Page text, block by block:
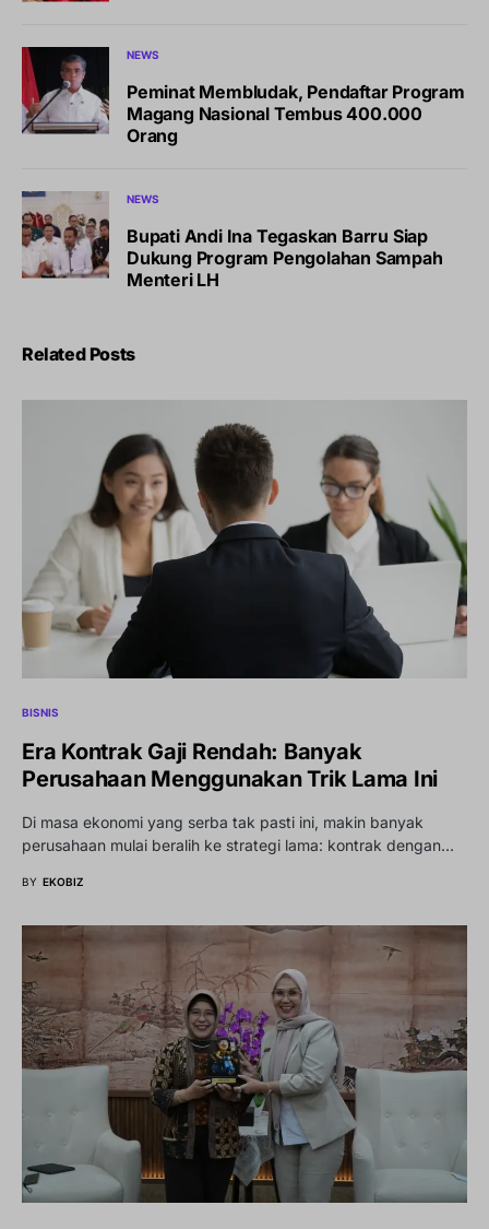
NEWS
Peminat Membludak, Pendaftar Program
Magang Nasional Tembus 400.000
Orang
NEWS
Bupati Andi Ina Tegaskan Barru Siap
Dukung Program Pengolahan Sampah
Menteri LH
Related Posts
BISNIS
Era Kontrak Gaji Rendah: Banyak
Perusahaan Menggunakan Trik Lama Ini
Di masa ekonomi yang serba tak pasti ini, makin banyak
perusahaan mulai beralih ke strategi lama: kontrak dengan…
BY EKOBIZ